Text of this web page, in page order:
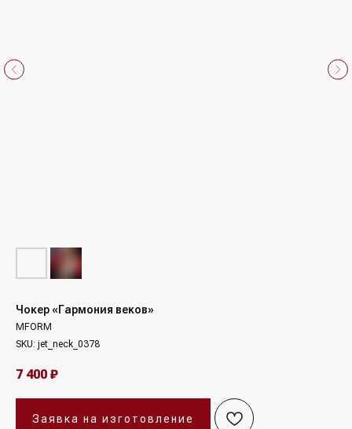
Чокер «Гармония веков»
MFORM
SKU: jet_neck_0378
7 400 ₽
Заявка на изготовление